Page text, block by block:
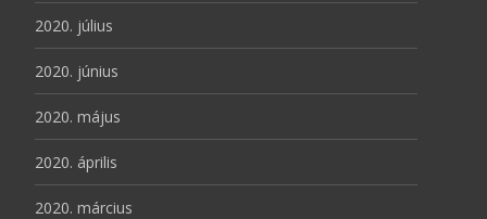
2020. július
2020. június
2020. május
2020. április
2020. március